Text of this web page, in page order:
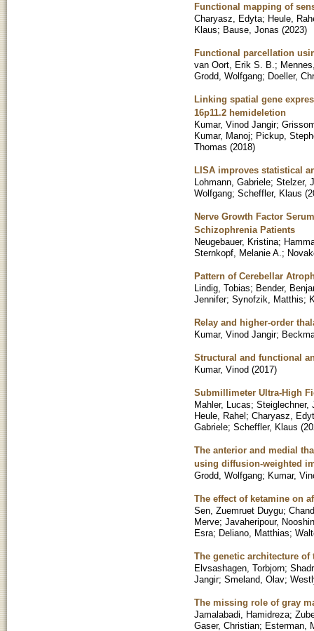
Functional mapping of
Charyasz, Edyta; Heule,
Klaus; Bause, Jonas (2023)
Functional parcellation
van Oort, Erik S. B. ;
Grodd, Wolfgang; Doeller,
Linking spatial gene
16p11.2 hemideletion
Kumar, Vinod Jangir;
Kumar, Manoj; Pickup,
Thomas (2018)
LISA improves statistical
Lohmann, Gabriele; Stelzer,
Wolfgang; Scheffler, Klaus (
Nerve Growth Factor
Schizophrenia Patients
Neugebauer, Kristina;
Sternkopf, Melanie A. ;
Pattern of Cerebellar
Lindig, Tobias; Bender,
Jennifer; Synofzik, Matthis;
Relay and higher-order
Kumar, Vinod Jangir;
Structural and functional
Kumar, Vinod (2017)
Submillimeter Ultra-High
Mahler, Lucas; Steiglechner,
Heule, Rahel; Charyasz,
Gabriele; Scheffler, Klaus (
The anterior and medial
using diffusion-weighted
Grodd, Wolfgang; Kumar,
The effect of ketamine on
Sen, Zuemruet Duygu;
Merve; Javaheripour, Nooshin
Esra; Deliano, Matthias;
The genetic architecture
Elvsashagen, Torbjorn;
Jangir; Smeland, Olav;
The missing role of gray
Jamalabadi, Hamidreza;
Gaser, Christian; Esterman,